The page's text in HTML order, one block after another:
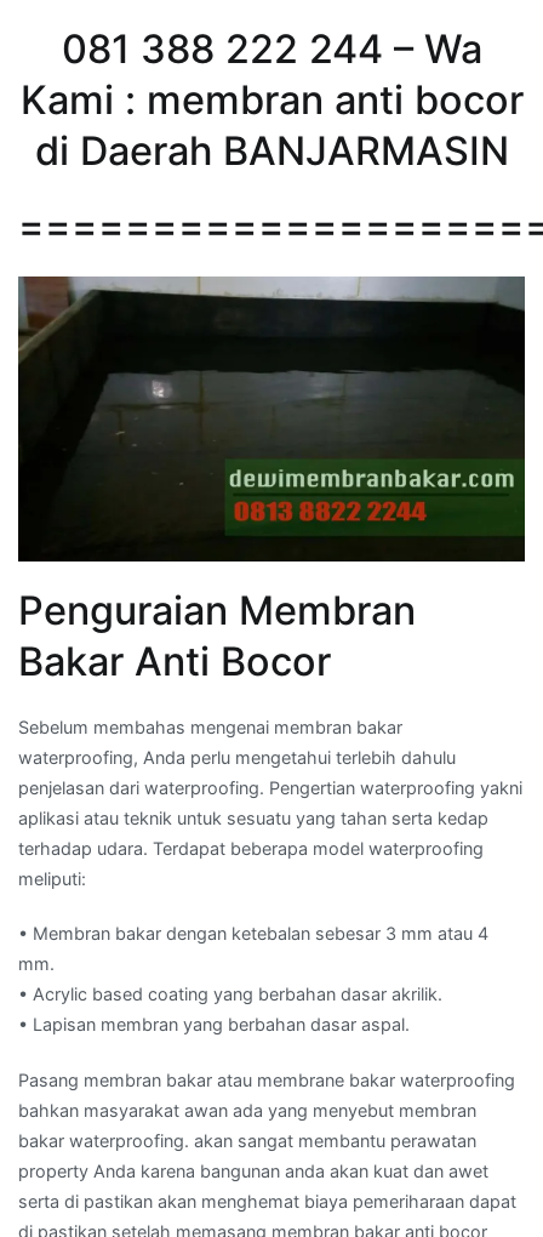
081 388 222 244 – Wa
Kami : membran anti bocor
di Daerah BANJARMASIN
Penguraian Membran
Bakar Anti Bocor
Sebelum membahas mengenai membran bakar
waterproofing, Anda perlu mengetahui terlebih dahulu
penjelasan dari waterproofing. Pengertian waterproofing yakni
aplikasi atau teknik untuk sesuatu yang tahan serta kedap
terhadap udara. Terdapat beberapa model waterproofing
meliputi:
• Membran bakar dengan ketebalan sebesar 3 mm atau 4
mm.
• Acrylic based coating yang berbahan dasar akrilik.
• Lapisan membran yang berbahan dasar aspal.
Pasang membran bakar atau membrane bakar waterproofing
bahkan masyarakat awan ada yang menyebut membran
bakar waterproofing. akan sangat membantu perawatan
property Anda karena bangunan anda akan kuat dan awet
serta di pastikan akan menghemat biaya pemeriharaan dapat
di pastikan setelah memasang membran bakar anti bocor